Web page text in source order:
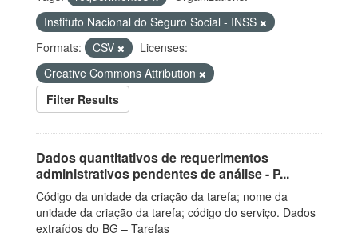
Instituto Nacional do Seguro Social - INSS
Formats:
CSV
Licenses:
Creative Commons Attribution
Filter Results
Dados quantitativos de requerimentos
administrativos pendentes de análise - P...
Código da unidade da criação da tarefa; nome da
unidade da criação da tarefa; código do serviço. Dados
extraídos do BG – Tarefas